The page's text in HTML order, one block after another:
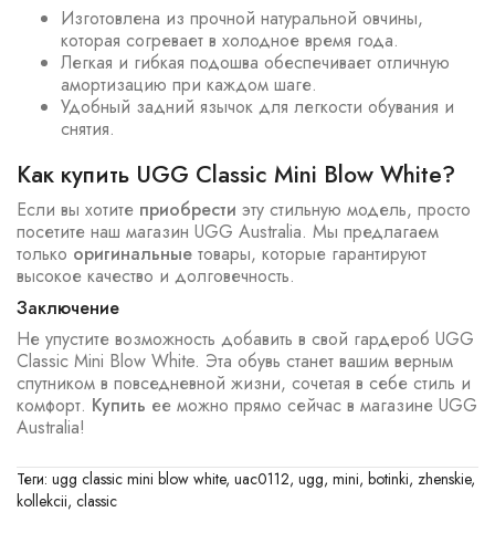
Изготовлена из прочной натуральной овчины,
которая согревает в холодное время года.
Легкая и гибкая подошва обеспечивает отличную
амортизацию при каждом шаге.
Удобный задний язычок для легкости обувания и
снятия.
Как купить UGG Classic Mini Blow White?
Если вы хотите приобрести эту стильную модель, просто
посетите наш магазин UGG Australia. Мы предлагаем
только оригинальные товары, которые гарантируют
высокое качество и долговечность.
Заключение
Не упустите возможность добавить в свой гардероб UGG
Classic Mini Blow White. Эта обувь станет вашим верным
спутником в повседневной жизни, сочетая в себе стиль и
комфорт. Купить ее можно прямо сейчас в магазине UGG
Australia!
Теги: ugg classic mini blow white, uac0112, ugg, mini, botinki, zhenskie,
kollekcii, classic